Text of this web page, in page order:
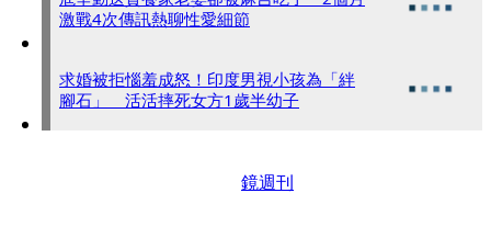
激戰4次傳訊熱聊性愛細節
求婚被拒惱羞成怒！印度男視小孩為「絆
腳石」 活活摔死女方1歲半幼子
鏡週刊